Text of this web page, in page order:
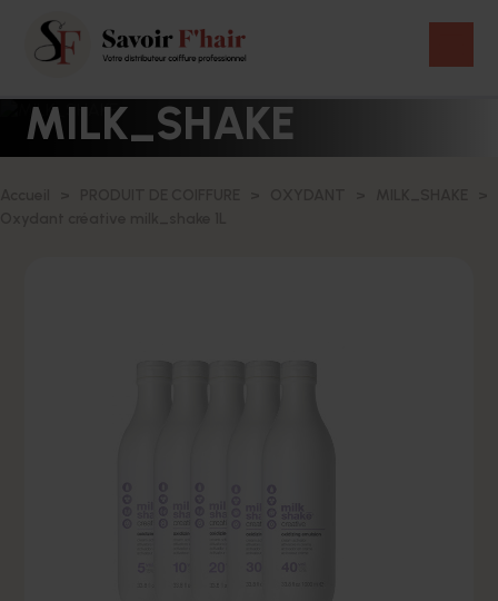
MILK_SHAKE